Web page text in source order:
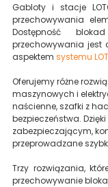
Gabloty i stacje
przechowywania
Dostępność
przechowywania jest
aspektem systemu
Oferujemy różne
maszynowych i
naścienne, szafki z
bezpieczeństwa.
zabezpieczającym,
przeprowadzane
Trzy rozwiązania,
przechowywanie